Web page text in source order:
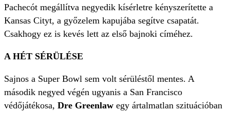
Pachecót megállítva negyedik kísérletre kényszerítette a
Kansas Cityt, a győzelem kapujába segítve csapatát.
Csakhogy ez is kevés lett az első bajnoki címéhez.
A HÉT SÉRÜLÉSE
Sajnos a Super Bowl sem volt sérüléstől mentes. A
második negyed végén ugyanis a San Francisco
védőjátékosa, Dre Greenlaw egy ártalmatlan szituációban